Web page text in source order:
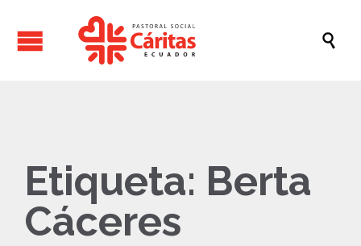

Etiqueta: Berta
Cáceres